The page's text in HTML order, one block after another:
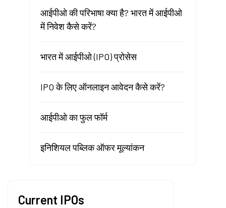
आईपीओ की परिभाषा क्या है? भारत में आईपीओ
में निवेश कैसे करें?
भारत में आईपीओ (IPO) प्रोसेस
IPO के लिए ऑनलाइन आवेदन कैसे करें?
आईपीओ का फुल फॉर्म
इनिशियल पब्लिक ऑफर मूल्यांकन
Current IPOs